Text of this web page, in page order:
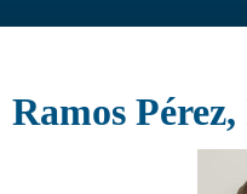
Ramos